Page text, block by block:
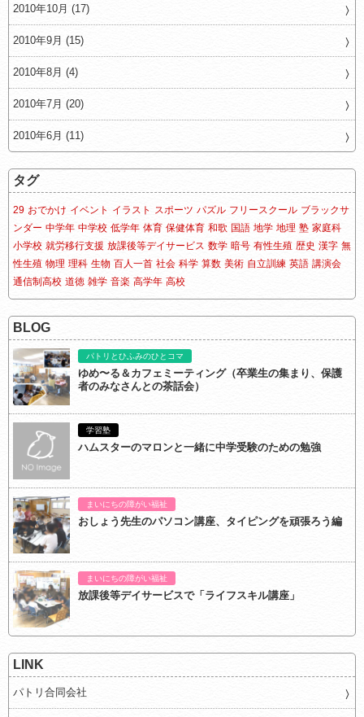
2010年10月 (17)
2010年9月 (15)
2010年8月 (4)
2010年7月 (20)
2010年6月 (11)
タグ
29 おでかけ イベント イラスト スポーツ パズル フリースクール ブラックサ
ンダー 中学年 中学校 低学年 体育 保健体育 和歌 国語 地学 地理 塾 家庭科
小学校 就労移行支援 放課後等デイサービス 数学 暗号 有性生殖 歴史 漢字 無
性生殖 物理 理科 生物 百人一首 社会 科学 算数 美術 自立訓練 英語 講演会
通信制高校 道徳 雑学 音楽 高学年 高校
BLOG
パトリとひふみのひとコマ
ゆめ〜る＆カフェミーティング（卒業生の集まり、保護
者のみなさんとの茶話会）
学習塾
ハムスターのマロンと一緒に中学受験のための勉強
まいにちの障がい福祉
おしょう先生のパソコン講座、タイピングを頑張ろう編
まいにちの障がい福祉
放課後等デイサービスで「ライフスキル講座」
LINK
パトリ合同会社